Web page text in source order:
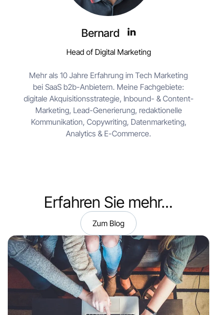
Bernard
Head of Digital Marketing
Mehr als 10 Jahre Erfahrung im Tech Marketing
bei SaaS b2b-Anbietern. Meine Fachgebiete:
digitale Akquisitionsstrategie, Inbound- & Content-
Marketing, Lead-Generierung, redaktionelle
Kommunikation, Copywriting, Datenmarketing,
Analytics & E-Commerce.
Erfahren Sie mehr...
Zum Blog